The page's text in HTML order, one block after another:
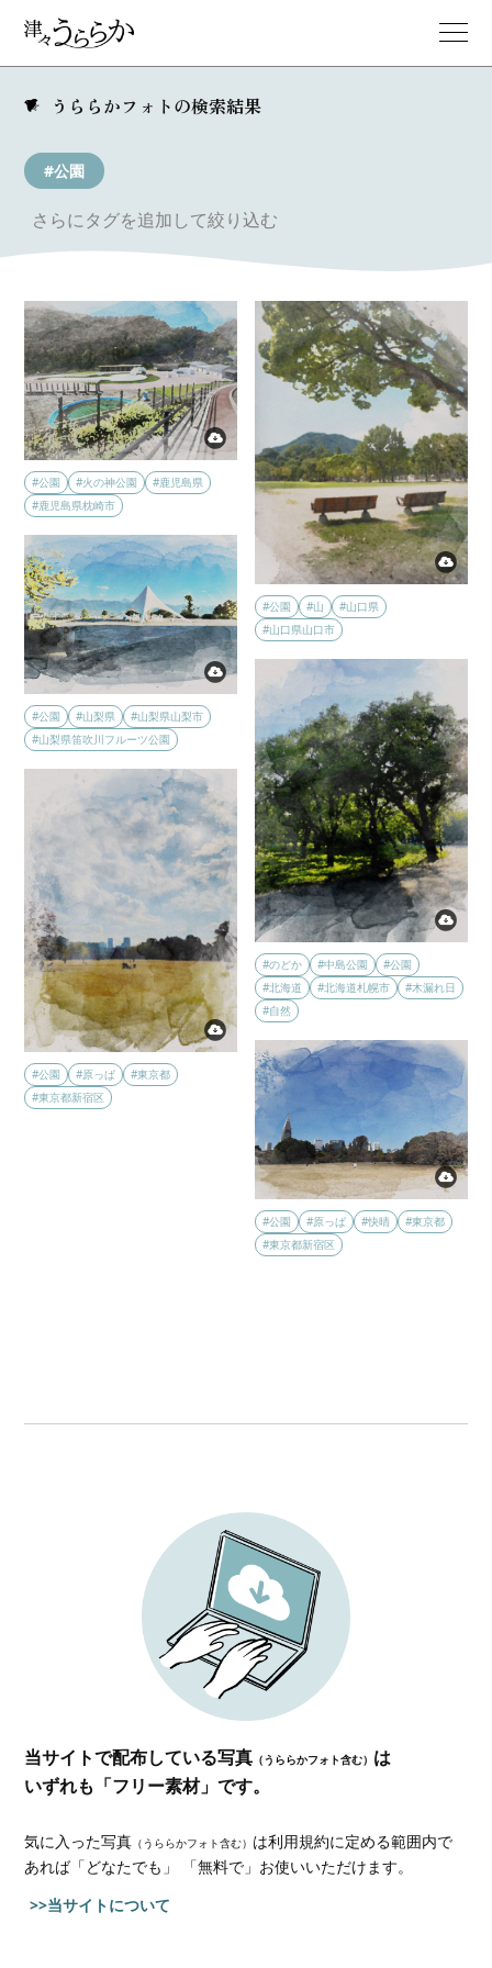
うららかフォトの検索結果
#公園
さらにタグを追加して絞り込む
#公園 #火の神公園
#鹿児島県
#鹿児島県枕崎市
#公園 #山
#山口県
#山口県山口市
#公園 #山梨県
#山梨県山梨市
#山梨県笛吹川フルーツ公園
#のどか #中島公園
#公園
#北海道
#北海道札幌市
#木漏れ日
#自然
#公園 #原っぱ
#東京都
#東京都新宿区
#公園 #原っぱ #快晴
#東京都
#東京都新宿区
当サイトで配布している写真 （うららかフォト含む） は
いずれも「フリー素材」です。
気に入った写真 （うららかフォト含む） は利用規約に定める範囲内で
あれば「どなたでも」 「無料で」お使いいただけます。
>>当サイトについて